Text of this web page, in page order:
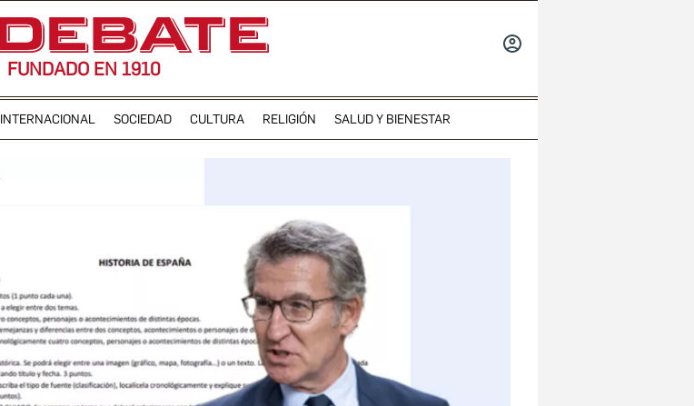
FUNDADO EN 1910
INTERNACIONAL SOCIEDAD CULTURA RELIGIÓN SALUD Y BIENESTAR